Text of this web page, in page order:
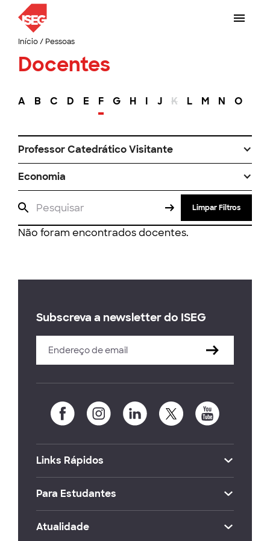
Início/ Pessoas
Docentes
A B C D E F G H I J K L M N O
Professor Catedrático Visitante
Economia
Limpar Filtros
Não foram encontrados docentes.
Subscreva a newsletter do ISEG
Links Rápidos
Para Estudantes
Atualidade